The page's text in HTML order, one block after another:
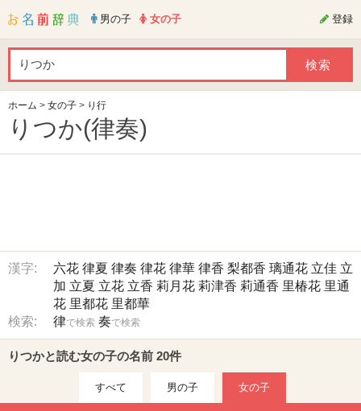
男の子 女の子 登録
ホーム > 女の子 > り行
りつか(律奏)
漢字: 六花 律夏 律奏 律花 律華 律香 梨都香 璃通花 立佳 立
加 立夏 立花 立香 莉月花 莉津香 莉通香 里椿花 里通
花 里都花 里都華
検索:
律で検索 奏で検索
りつかと読む女の子の名前 20件
すべて 男の子 女の子